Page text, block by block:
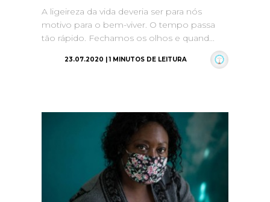
A ligeireza da vida deveria ser para nós
motivo para o bem-viver. O tempo passa
tão rápido. Fechamos os olhos e quand...
23.07.2020 | 1 MINUTOS DE LEITURA